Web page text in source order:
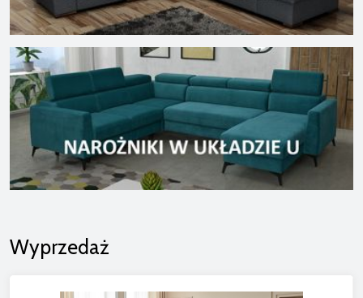
Wyprzedaż